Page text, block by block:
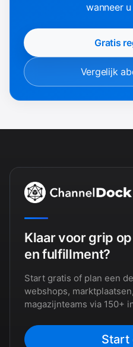
wanneer
Gratis
Vergelijk
Klaar voor grip
en fulfillment?
Start gratis of plan een
webshops,
magazijnteams via 150+
Start